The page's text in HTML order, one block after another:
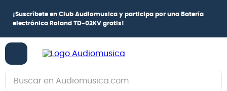
¡Suscríbete en Club Audiomusica y participa por una Batería
electrónica Roland TD-02KV gratis!
Buscar en Audiomusica.com